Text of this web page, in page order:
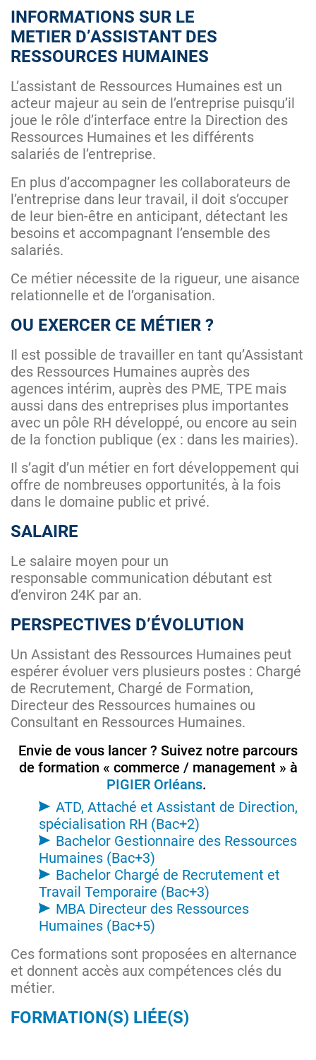
INFORMATIONS SUR LE
METIER D’ASSISTANT DES
RESSOURCES HUMAINES
L’assistant de Ressources Humaines est un
acteur majeur au sein de l’entreprise puisqu’il
joue le rôle d’interface entre la Direction des
Ressources Humaines et les différents
salariés de l’entreprise.
En plus d’accompagner les collaborateurs de
l’entreprise dans leur travail, il doit s’occuper
de leur bien-être en anticipant, détectant les
besoins et accompagnant l’ensemble des
salariés.
Ce métier nécessite de la rigueur, une aisance
relationnelle et de l’organisation.
OU EXERCER CE MÉTIER ?
Il est possible de travailler en tant qu’Assistant
des Ressources Humaines auprès des
agences intérim, auprès des PME, TPE mais
aussi dans des entreprises plus importantes
avec un pôle RH développé, ou encore au sein
de la fonction publique (ex : dans les mairies).
Il s’agit d’un métier en fort développement qui
offre de nombreuses opportunités, à la fois
dans le domaine public et privé.
SALAIRE
Le salaire moyen pour un
responsable communication débutant est
d’environ 24K par an.
PERSPECTIVES D’ÉVOLUTION
Un Assistant des Ressources Humaines peut
espérer évoluer vers plusieurs postes : Chargé
de Recrutement, Chargé de Formation,
Directeur des Ressources humaines ou
Consultant en Ressources Humaines.
Envie de vous lancer ? Suivez notre parcours
de formation « commerce / management » à
PIGIER Orléans.
ATD, Attaché et Assistant de Direction,
spécialisation RH (Bac+2)
Bachelor Gestionnaire des Ressources
Humaines (Bac+3)
Bachelor Chargé de Recrutement et
Travail Temporaire (Bac+3)
MBA Directeur des Ressources
Humaines (Bac+5)
Ces formations sont proposées en alternance
et donnent accès aux compétences clés du
métier.
FORMATION(S) LIÉE(S)